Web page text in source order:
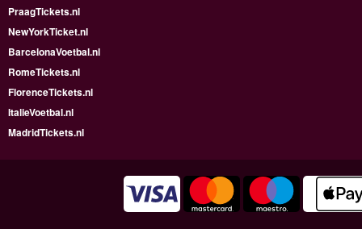
PraagTickets.nl
NewYorkTicket.nl
BarcelonaVoetbal.nl
RomeTickets.nl
FlorenceTickets.nl
ItalieVoetbal.nl
MadridTickets.nl